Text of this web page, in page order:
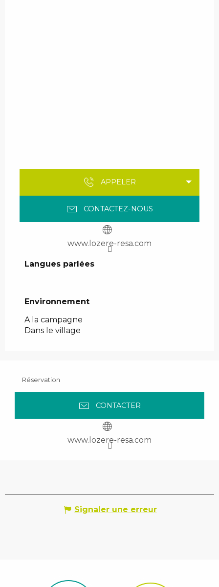
APPELER
CONTACTEZ-NOUS
www.lozere-resa.com
Langues parlées
Langues parlées
Environnement
Environnement
A la campagne
Dans le village
Réservation
CONTACTER
www.lozere-resa.com
Signaler une erreur